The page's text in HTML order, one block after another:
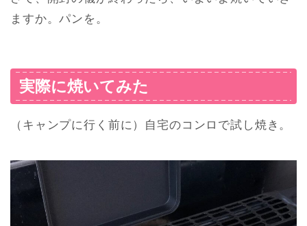
ますか。パンを。
実際に焼いてみた
（キャンプに行く前に）自宅のコンロで試し焼き。